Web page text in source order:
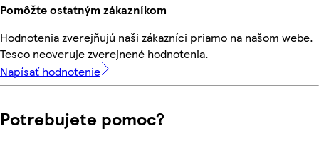
Pomôžte ostatným zákazníkom
Hodnotenia zverejňujú naši zákazníci priamo na našom webe.
Tesco neoveruje zverejnené hodnotenia.
Napísať hodnotenie
Potrebujete pomoc?